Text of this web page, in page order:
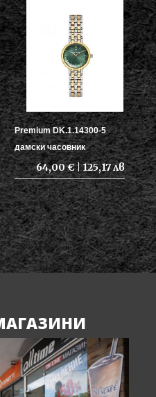
Premium DK.1.14300-5
дамски часовник
64,00 € | 125,17 лв